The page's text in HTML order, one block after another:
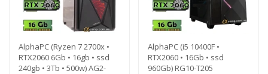
AlphaPC (Ryzen 7 2700x •
RTX2060 6Gb • 16gb • ssd
240gb • 3Tb • 500w) AG2-
AlphaPC (i5 10400F •
RTX2060 • 16Gb • ssd
960Gb) RG10-T205